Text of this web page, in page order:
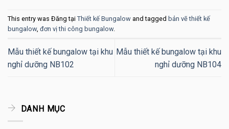
This entry was Đăng tại Thiết kế Bungalow and tagged bản vẽ thiết kế
bungalow, đơn vị thi công bungalow.
Mẫu thiết kế bungalow tại khu
nghỉ dưỡng NB102
Mẫu thiết kế bungalow tại khu
nghỉ dưỡng NB104
DANH MỤC